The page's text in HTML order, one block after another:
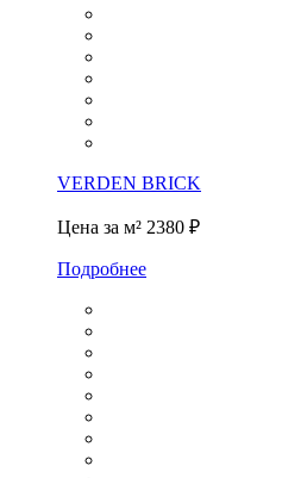
VERDEN BRICK
Цена за м² 2380 ₽
Подробнее